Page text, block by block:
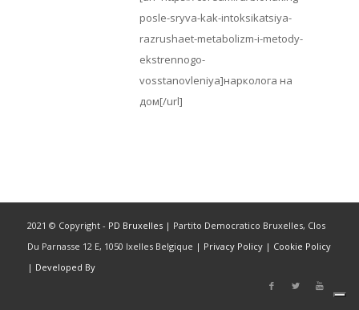
posle-sryva-kak-intoksikatsiya-
razrushaet-metabolizm-i-metody-
ekstrennogo-
vosstanovleniya]нарколога на
дом[/url]
2021 © Copyright - PD Bruxelles| Partito Democratico Bruxelles, Clos
Du Parnasse 12 E, 1050 Ixelles Belgique | Privacy Policy| Cookie Policy
| Developed By